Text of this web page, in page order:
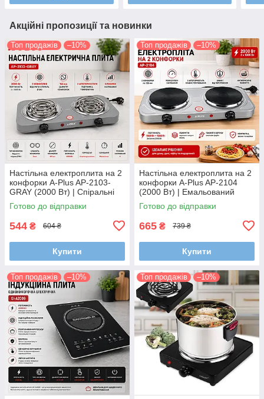
Акційні пропозиції та новинки
Топ продажів –10%
Настільна електроплита на 2
конфорки A-Plus AP-2103-
GRAY (2000 Вт) | Спіральні
нагрівачі та незалежне
керування (Сіра)
Готово до відправки
544 ₴ 604 ₴
Купити
Топ продажів –10%
Настільна електроплита на 2
конфорки A-Plus AP-2104
(2000 Вт) | Емальований
металевий корпус та два
автотермостати
Готово до відправки
665 ₴ 739 ₴
Купити
Топ продажів –10% Топ продажів –10%